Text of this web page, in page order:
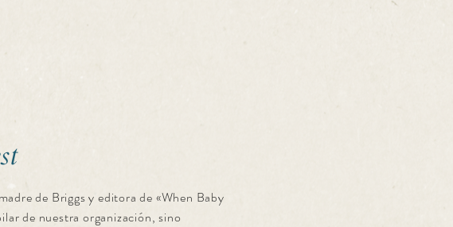
de Briggs y editora de «When Baby
de nuestra organización, sino